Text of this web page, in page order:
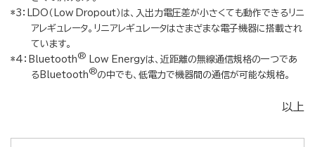
*3：LDO（Low Dropout）は、入出力電圧差が小さくても動作できるリニ
アレギュレータ。リニアレギュレータはさまざまな電子機器に搭載され
ています。
*4： Bluetooth® Low Energyは、近距離の無線通信規格の一つであ
る Bluetooth®の中でも、低電力で機器間の通信が可能な規格。
以上